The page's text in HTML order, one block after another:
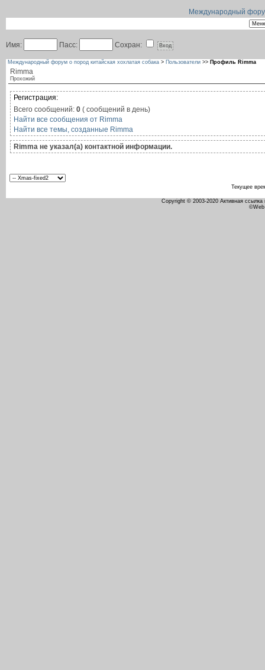
Международный
Имя: Пасс: Сохран:
Международный форум о пород китайская хохлатая собака > Пользователи >> Профиль Rimma
Rimma
Прохожий
Регистрация:
Всего сообщений: 0 ( сообщений в день)
Найти все сообщения от Rimma
Найти все темы, созданные Rimma
Rimma не указал(а) контактной информации.
Текущее
Copyright © 2003-2020 Активная ссылка